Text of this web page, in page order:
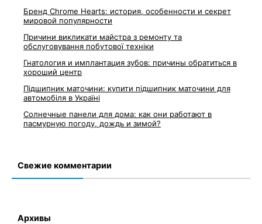
Бренд Chrome Hearts: история, особенности и секрет
мировой популярности
Причини викликати майстра з ремонту та
обслуговування побутової техніки
Гнатология и имплантация зубов: причины обратиться в
хороший центр
Підшипник маточини: купити підшипник маточини для
автомобіля в Україні
Солнечные панели для дома: как они работают в
пасмурную погоду, дождь и зимой?
Свежие комментарии
Архивы